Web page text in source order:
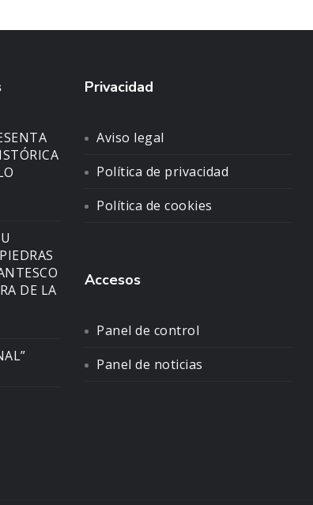
DE LA
Privacidad
Aviso legal
Política de privacidad
Política de cookies
Accesos
Panel de control
Panel de noticias